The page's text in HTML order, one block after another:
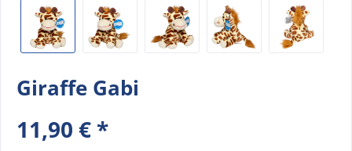
Giraffe Gabi
11,90 € *